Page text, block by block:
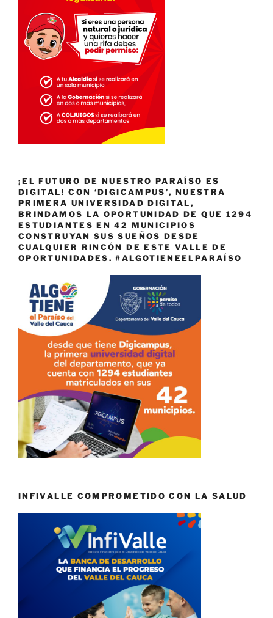
¡EL FUTURO DE NUESTRO PARAÍSO ES
DIGITAL! CON ‘DIGICAMPUS’, NUESTRA
PRIMERA UNIVERSIDAD DIGITAL,
BRINDAMOS LA OPORTUNIDAD DE QUE 1294
ESTUDIANTES EN 42 MUNICIPIOS
CONSTRUYAN SUS SUEÑOS DESDE
CUALQUIER RINCÓN DE ESTE VALLE DE
OPORTUNIDADES. #ALGOTIENEELPARAÍSO
INFIVALLE COMPROMETIDO CON LA SALUD